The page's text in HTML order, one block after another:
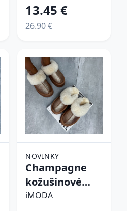
13.45 €
26.90 €
NOVINKY
Champagne
kožušinové
šľapky
iMODA